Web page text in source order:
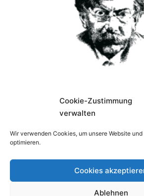
Cookie-Zustimmung
verwalten
Wir verwenden Cookies, um unsere Website
optimieren.
Cookies
Ablehnen
Warenkorb